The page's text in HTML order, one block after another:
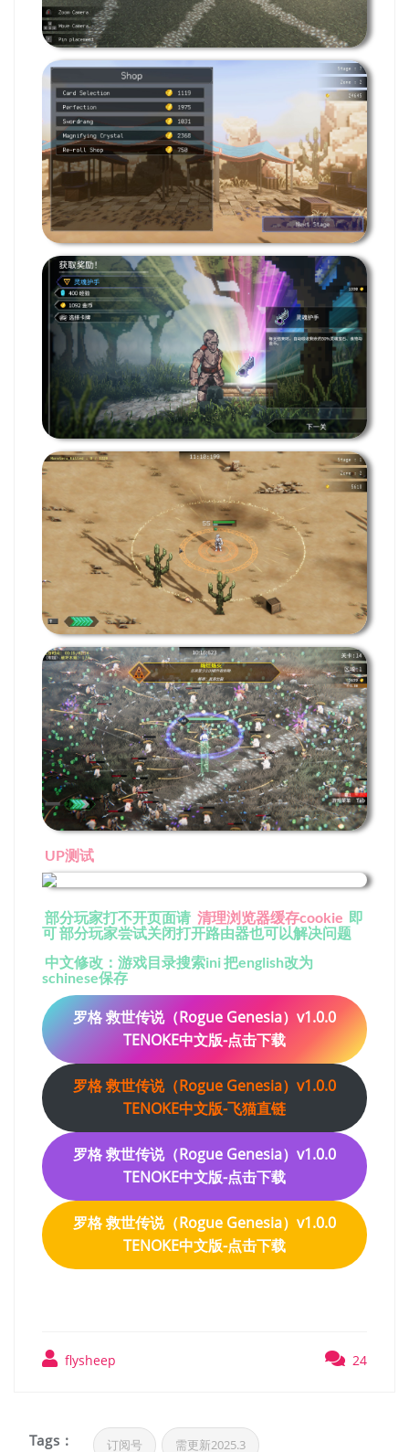
UP测试
部分玩家打不开页面请 清理浏览器缓存cookie 即
可 部分玩家尝试关闭打开路由器也可以解决问题
中文修改：游戏目录搜索ini 把english改为
schinese保存
罗格 救世传说（Rogue Genesia）v1.0.0
TENOKE中文版-点击下载
罗格 救世传说（Rogue Genesia）v1.0.0
TENOKE中文版-飞猫直链
罗格 救世传说（Rogue Genesia）v1.0.0
TENOKE中文版-点击下载
罗格 救世传说（Rogue Genesia）v1.0.0
TENOKE中文版-点击下载
flysheep 24
Tags : 订阅号 需更新2025.3